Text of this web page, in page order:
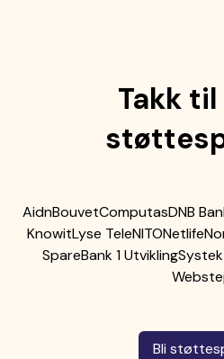
Takk
AidnBouvetComputasDNB
KnowitLyse TeleNITONetlife
SpareBank 1 UtviklingSystek
Bli